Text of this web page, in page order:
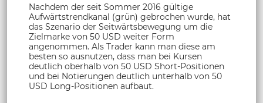
Nachdem der seit Sommer 2016 gültige
Aufwärtstrendkanal (grün) gebrochen wurde, hat
das Szenario der Seitwärtsbewegung um die
Zielmarke von 50 USD weiter Form
angenommen. Als Trader kann man diese am
besten so ausnutzen, dass man bei Kursen
deutlich oberhalb von 50 USD Short-Positionen
und bei Notierungen deutlich unterhalb von 50
USD Long-Positionen aufbaut.